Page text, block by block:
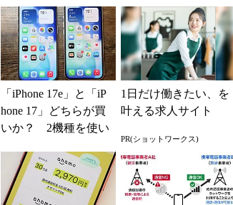
BIの銀行」として最
大5....
「iPhone 17e」と「iP
hone 17」どちらが買
いか？ 2機種を使い
ッ...
1日だけ働きたい、を
叶える求人サイト
PR(ショットワークス)